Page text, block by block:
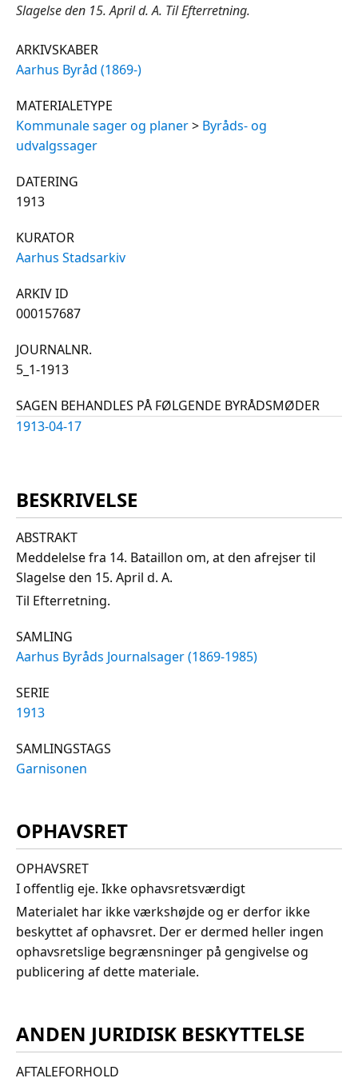
Slagelse den 15. April d. A. Til Efterretning.
ARKIVSKABER
Aarhus Byråd (1869-)
MATERIALETYPE
Kommunale sager og planer> Byråds- og
udvalgssager
DATERING
1913
KURATOR
Aarhus Stadsarkiv
ARKIV ID
000157687
JOURNALNR.
5_1-1913
SAGEN BEHANDLES PÅ FØLGENDE BYRÅDSMØDER
1913-04-17
BESKRIVELSE
ABSTRAKT
Meddelelse fra 14. Bataillon om, at den afrejser til
Slagelse den 15. April d. A.
Til Efterretning.
SAMLING
Aarhus Byråds Journalsager (1869-1985)
SERIE
1913
SAMLINGSTAGS
Garnisonen
OPHAVSRET
OPHAVSRET
I offentlig eje. Ikke ophavsretsværdigt
Materialet har ikke værkshøjde og er derfor ikke
beskyttet af ophavsret. Der er dermed heller ingen
ophavsretslige begrænsninger på gengivelse og
publicering af dette materiale.
ANDEN JURIDISK BESKYTTELSE
AFTALEFORHOLD